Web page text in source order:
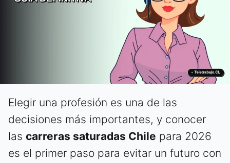
Elegir una profesión es una de las
decisiones más importantes, y conocer
las carreras saturadas Chile para 2026
es el primer paso para evitar un futuro con